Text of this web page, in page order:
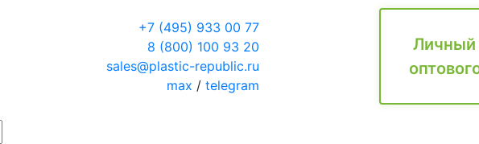
+7 (495) 933 00 77
8 (800) 100 93 20
sales@plastic-republic.ru
max / telegram
Личный